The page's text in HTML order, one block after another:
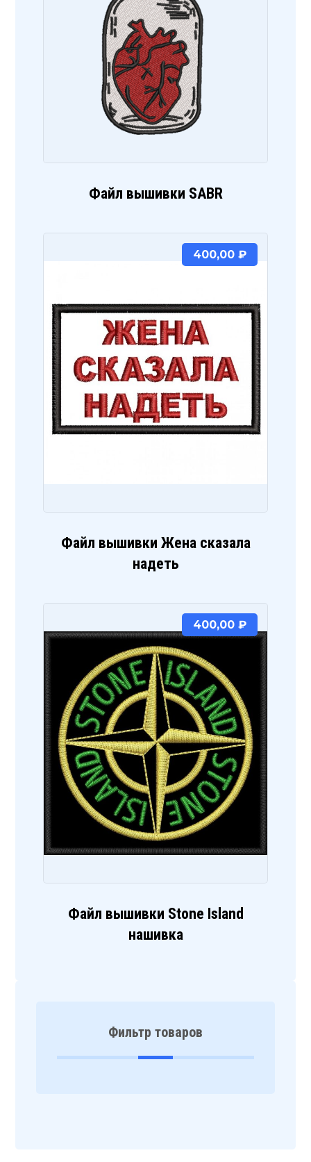
Файл вышивки SABR
Файл вышивки Жена сказала
надеть
400,00 ₽
Файл вышивки Stone Island
нашивка
400,00 ₽
Фильтр товаров